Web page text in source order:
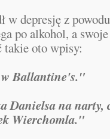
w depresję z
po alkohol, a
takie oto wpisy:
w Ballantine's."
Danielsa na narty,
Wierchomla."